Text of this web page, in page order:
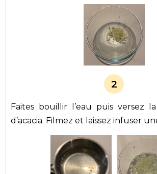
2
Faites bouillir l’eau puis versez
d’acacia. Filmez et laissez infuser